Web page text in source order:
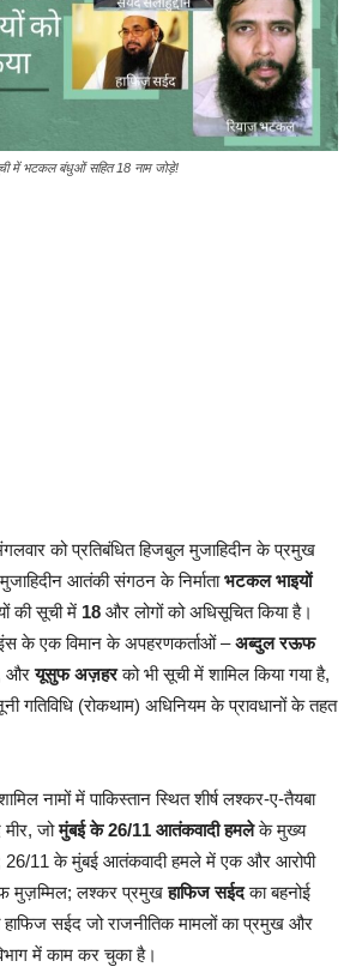
में भटकल बंधुओं सहित 18 नाम जोड़े!
को प्रतिबंधित हिजबुल मुजाहिदीन के प्रमुख
आतंकी संगठन के निर्माताभटकल भाइयों
की सूची में 18 और लोगों को अधिसूचित किया है।
के एक विमान के अपहरणकर्ताओं –अब्दुल रऊफ
औरयूसुफ अज़हरको भी सूची में शामिल किया गया है,
गतिविधि (रोकथाम) अधिनियम के प्रावधानों के तहत
नामों में पाकिस्तान स्थित शीर्ष लश्कर-ए-तैयबा
मीर, जोमुंबई के 26/11 आतंकवादी हमलेके मुख्य
26/11 के मुंबई आतंकवादी हमले में एक और आरोपी
मुज़म्मिल; लश्कर प्रमुखहाफिज सईदका बहनोई
हाफिज सईद जो राजनीतिक मामलों का प्रमुख और
में काम कर चुका है।